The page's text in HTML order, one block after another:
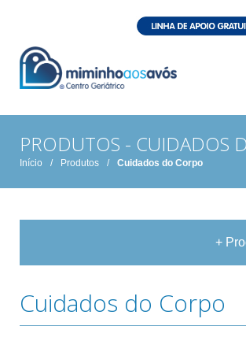
PRODUTOS - CUIDADOS
Início / Produtos / Cuidados do Corpo
+
Cuidados do Corpo